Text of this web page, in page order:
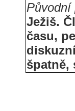
Původní
Ježiš.
času,
špatně,